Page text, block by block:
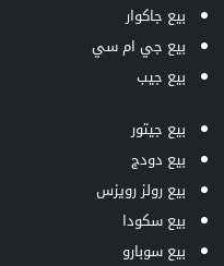
بيع جاكوار
بيع جي ام سي
بيع جيب
بيع جيتور
بيع دودج
بيع رولز رويزس
بيع سكودا
بيع سوبارو